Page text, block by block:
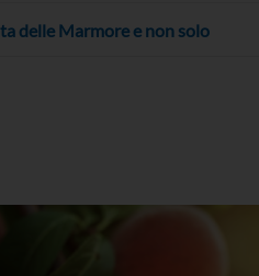
delle Marmore e non solo